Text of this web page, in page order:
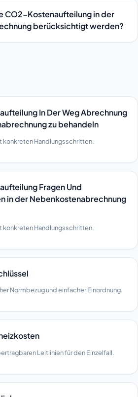
CO2-Kostenaufteilung in der
berücksichtigt werden?
In Der Weg Abrechnung
zu behandeln
konkreten Handlungsschritten.
Fragen Und
in der Nebenkostenabrechnung
konkreten Handlungsschritten.
Normbezug und einfacher Einordnung.
Leitlinien für den Einzelfall.